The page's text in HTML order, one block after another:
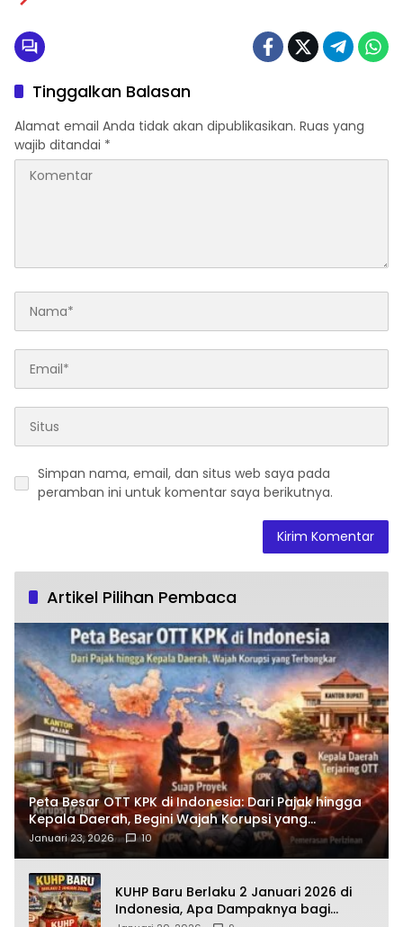
Tinggalkan Balasan
Alamat email Anda tidak akan dipublikasikan. Ruas yang
wajib ditandai *
Simpan nama, email, dan situs web saya pada
peramban ini untuk komentar saya berikutnya.
Artikel Pilihan Pembaca
Peta Besar OTT KPK di Indonesia: Dari Pajak hingga
Kepala Daerah, Begini Wajah Korupsi yang
Terbongkar
Januari 23, 2026 10
KUHP Baru Berlaku 2 Januari 2026 di
Indonesia, Apa Dampaknya bagi